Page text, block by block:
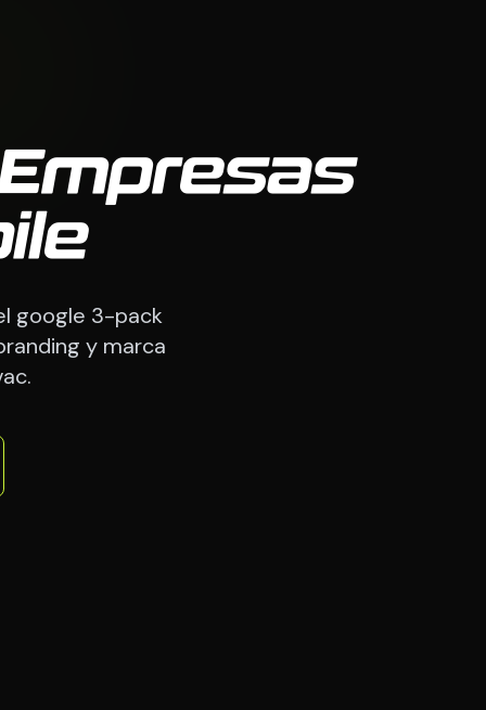
google 3-pack
y marca